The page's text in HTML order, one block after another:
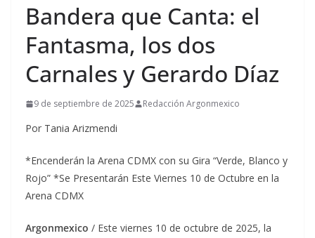
Bandera que Canta: el
Fantasma, los dos
Carnales y Gerardo Díaz
9 de septiembre de 2025 Redacción Argonmexico
Por Tania Arizmendi
*Encenderán la Arena CDMX con su Gira “Verde, Blanco y
Rojo” *Se Presentarán Este Viernes 10 de Octubre en la
Arena CDMX
Argonmexico / Este viernes 10 de octubre de 2025, la